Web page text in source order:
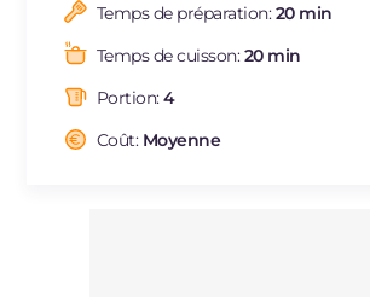
BR
NL
Temps de préparation:20 min
Temps de cuisson:20 min
Portion:4
Coût: Moyenne